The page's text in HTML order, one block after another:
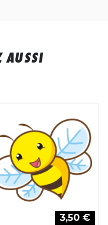
AUSSI
3,50 €